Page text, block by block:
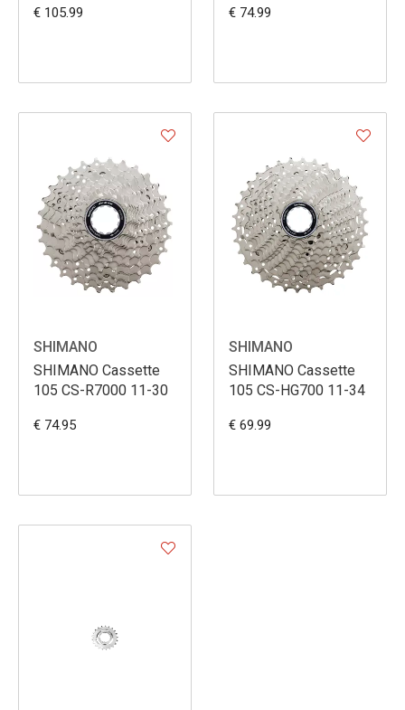
€ 105.99 € 74.99
SHIMANO
SHIMANO Cassette
105 CS-R7000 11-30
€ 74.95
SHIMANO
SHIMANO Cassette
105 CS-HG700 11-34
€ 69.99